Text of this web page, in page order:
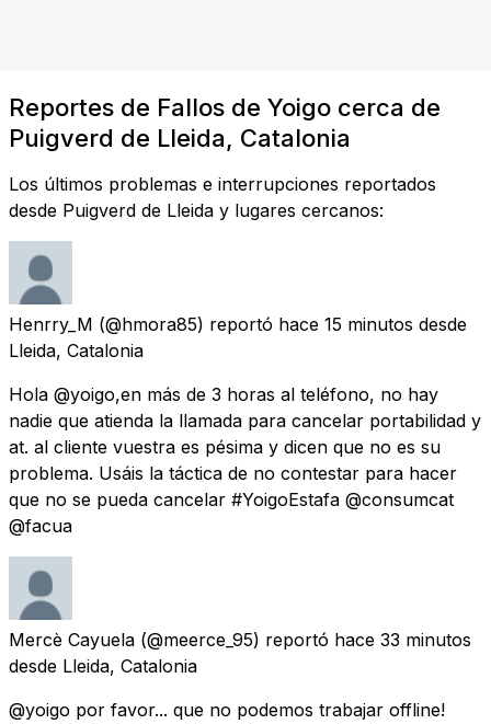
Reportes de Fallos de Yoigo cerca de
Puigverd de Lleida, Catalonia
Los últimos problemas e interrupciones reportados
desde Puigverd de Lleida y lugares cercanos:
Henrry_M (@hmora85) reportó hace 15 minutos desde
Lleida, Catalonia
Hola @yoigo,en más de 3 horas al teléfono, no hay
nadie que atienda la llamada para cancelar portabilidad y
at. al cliente vuestra es pésima y dicen que no es su
problema. Usáis la táctica de no contestar para hacer
que no se pueda cancelar #YoigoEstafa @consumcat
@facua
Mercè Cayuela (@meerce_95) reportó hace 33 minutos
desde Lleida, Catalonia
@yoigo por favor... que no podemos trabajar offline!